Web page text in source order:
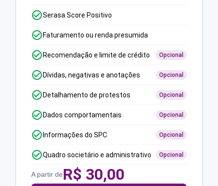
Serasa Score Positivo
Faturamento ou renda presumida
Recomendação e limite de crédito Opcional
Dívidas, negativas e anotações Opcional
Detalhamento de protestos Opcional
Dados comportamentais Opcional
Informações do SPC Opcional
Quadro societário e administrativo Opcional
A partir deR$ 30,00